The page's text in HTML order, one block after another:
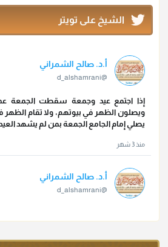
الشيخ على تويتر
أ.د. صالح الشمراني
@d_alshamrani
إذا اجتمع عيد وجمعة سقطت الجمعة
ويصلون الظهر في بيوتهم، ولا تقام الظهر
يصلي إمام الجامع الجمعة بمن لم يشهد
منذ 3 شهر
أ.د. صالح الشمراني
@d_alshamrani
ما كنت أظن أن الله بقي يخلق مثلك.